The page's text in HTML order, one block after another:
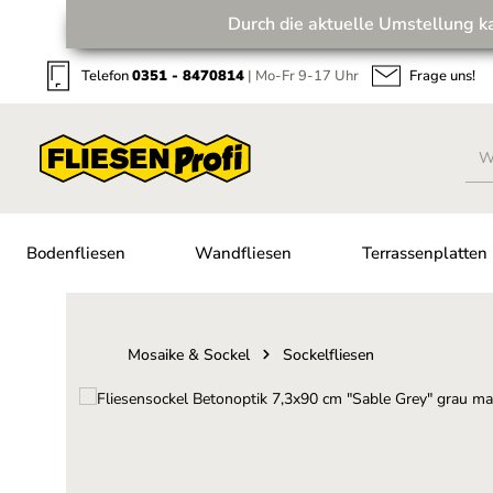
Zur Hauptnavigation springenDurch die aktuelle Umstellung
Telefon0351 - 8470814 | Mo-Fr 9-17 Uhr Frage uns!
Bodenfliesen Wandfliesen Terrassenplatten
Mosaike & Sockel Sockelfliesen
Bildergalerie überspringen